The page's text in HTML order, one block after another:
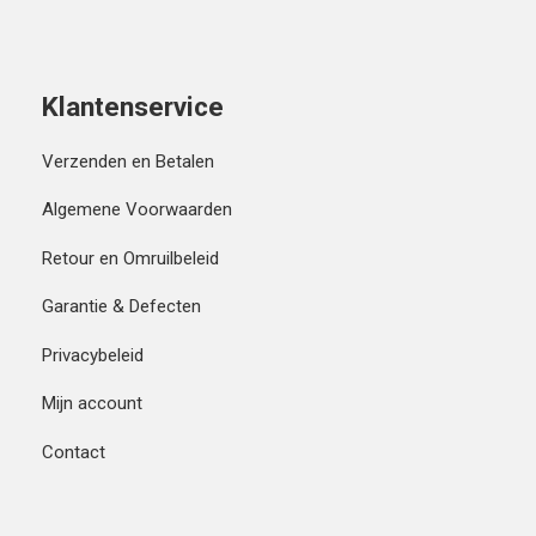
Klantenservice
Verzenden en Betalen
Algemene Voorwaarden
Retour en Omruilbeleid
Garantie & Defecten
Privacybeleid
Mijn account
Contact